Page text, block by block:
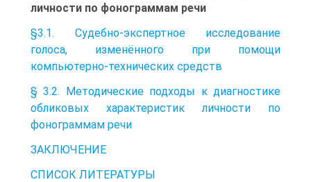
личности по фонограммам речи
§3.1. Судебно-экспертное исследование
голоса, изменённого при помощи
компьютерно-технических средств
§ 3.2. Методические подходы к диагностике
обликовых характеристик личности по
фонограммам речи
ЗАКЛЮЧЕНИЕ
СПИСОК ЛИТЕРАТУРЫ